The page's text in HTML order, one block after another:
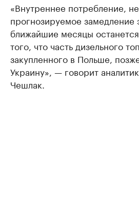
«Внутреннее потребление,
прогнозируемое замедление
ближайшие месяцы
того, что часть дизельного
закупленного в Польше,
Украину», — говорит
Чешлак.